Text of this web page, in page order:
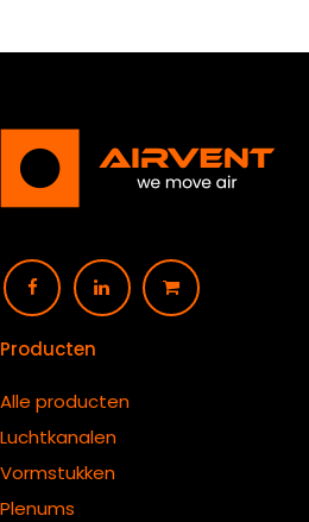
Producten
Alle producten
Luchtkanalen
Vormstukken
Plenums